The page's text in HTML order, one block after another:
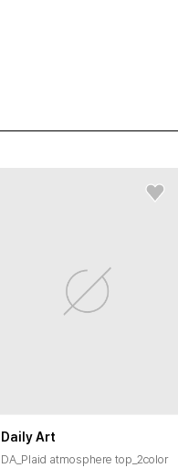
Daily Art
DA_Plaid atmosphere top_2color